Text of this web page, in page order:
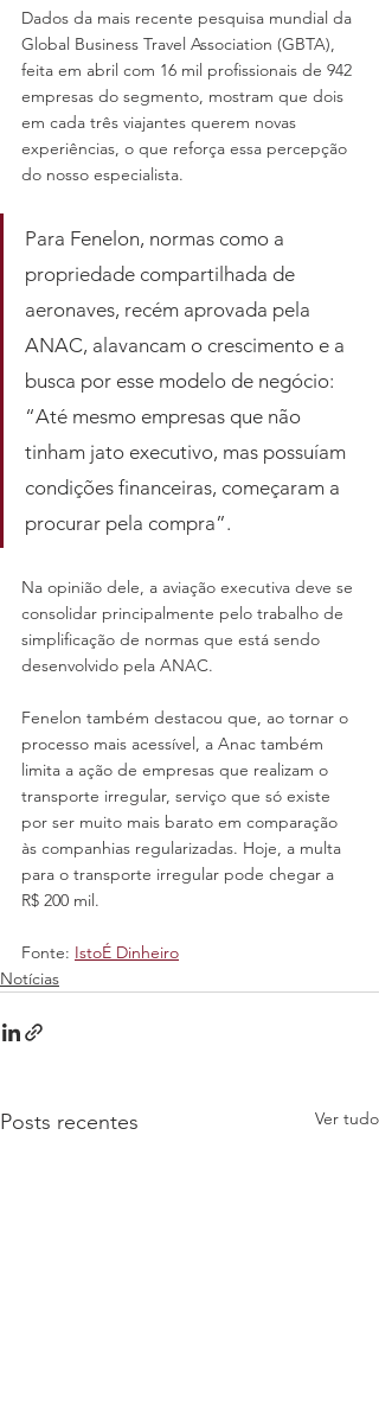
Dados da mais recente pesquisa mundial da
Global Business Travel Association (GBTA),
feita em abril com 16 mil profissionais de 942
empresas do segmento, mostram que dois
em cada três viajantes querem novas
experiências, o que reforça essa percepção
do nosso especialista.
Para Fenelon, normas como a
propriedade compartilhada de
aeronaves, recém aprovada pela
ANAC, alavancam o crescimento e a
busca por esse modelo de negócio:
“Até mesmo empresas que não
tinham jato executivo, mas possuíam
condições financeiras, começaram a
procurar pela compra”.
Na opinião dele, a aviação executiva deve se
consolidar principalmente pelo trabalho de
simplificação de normas que está sendo
desenvolvido pela ANAC.
Fenelon também destacou que, ao tornar o
processo mais acessível, a Anac também
limita a ação de empresas que realizam o
transporte irregular, serviço que só existe
por ser muito mais barato em comparação
às companhias regularizadas. Hoje, a multa
para o transporte irregular pode chegar a
R$ 200 mil.
Fonte: IstoÉ Dinheiro
Notícias
Posts recentes Ver tudo